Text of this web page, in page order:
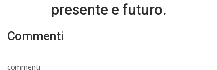
presente e futuro.
Commenti
commenti